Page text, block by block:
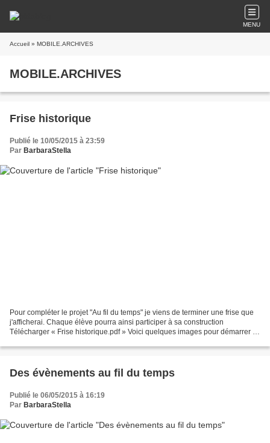
MENU
Accueil » MOBILE.ARCHIVES
MOBILE.ARCHIVES
Frise historique
Publié le 10/05/2015 à 23:59
Par BarbaraStella
Pour compléter le projet "Au fil du temps" je viens de terminer une frise que
j'afficherai. Chaque élève pourra ainsi participer à sa construction
Télécharger « Frise historique.pdf » Voici quelques images pour démarrer ...
Des évènements au fil du temps
Publié le 06/05/2015 à 16:19
Par BarbaraStella